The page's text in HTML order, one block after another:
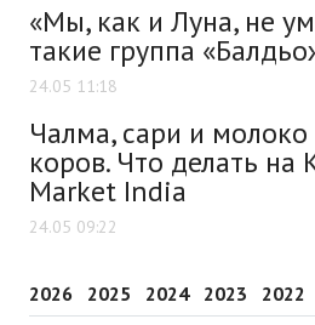
«Мы, как и Луна, не
такие группа
24.05 11:18
Чалма, сари и
коров. Что делать
Market India
24.05 09:22
2026 2025 2024 2023 2022